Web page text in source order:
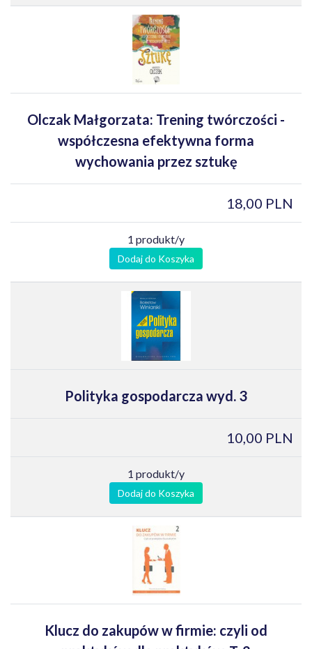
Olczak Małgorzata: Trening twórczości -
współczesna efektywna forma
wychowania przez sztukę
18,00 PLN
1 produkt/y
Dodaj do Koszyka
Polityka gospodarcza wyd. 3
10,00 PLN
1 produkt/y
Dodaj do Koszyka
Klucz do zakupów w firmie: czyli od